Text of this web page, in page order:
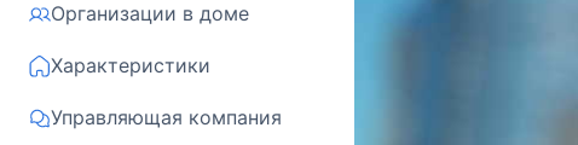
Организации в доме
Характеристики
Управляющая компания